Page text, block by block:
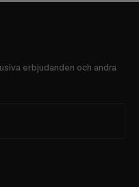
erbjudanden och andra